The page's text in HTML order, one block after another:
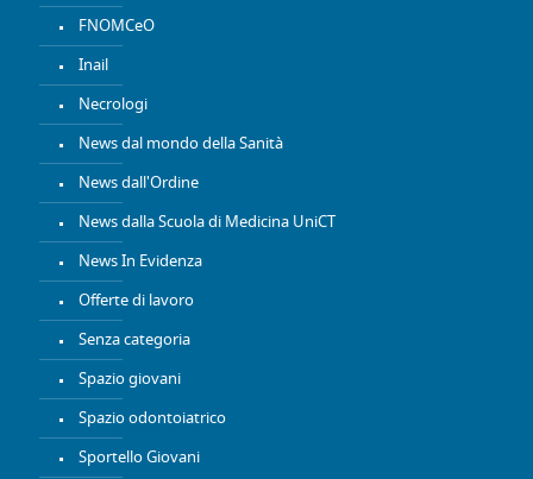
FNOMCeO
Inail
Necrologi
News dal mondo della Sanità
News dall'Ordine
News dalla Scuola di Medicina UniCT
News In Evidenza
Offerte di lavoro
Senza categoria
Spazio giovani
Spazio odontoiatrico
Sportello Giovani